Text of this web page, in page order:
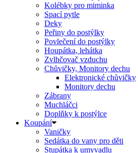
Kolébky pro miminka
Spací pytle
Deky
Peřiny do postýlky
Povlečení do postýlky
Houpátka, lehátka
Zvlhčovač vzduchu
Chůvičky, Monitory dechu
Elektronické chůvičky
Monitory dechu
Zábrany
Muchláčci
Doplňky k postýlce
Koupání
Vaničky
Sedátka do vany pro děti
Stupátka k umyvadlu